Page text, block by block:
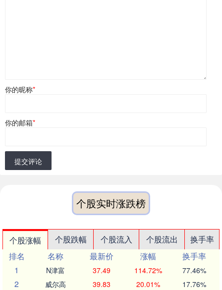
你的昵称*
你的邮箱*
提交评论
个股实时涨跌榜
个股涨幅 个股跌幅 个股流入 个股流出
换手率
排名
名称 最新价 涨幅
换手率
1
N津富 37.49 114.72% 77.46%
2 威尔高 39.83 20.01% 17.76%